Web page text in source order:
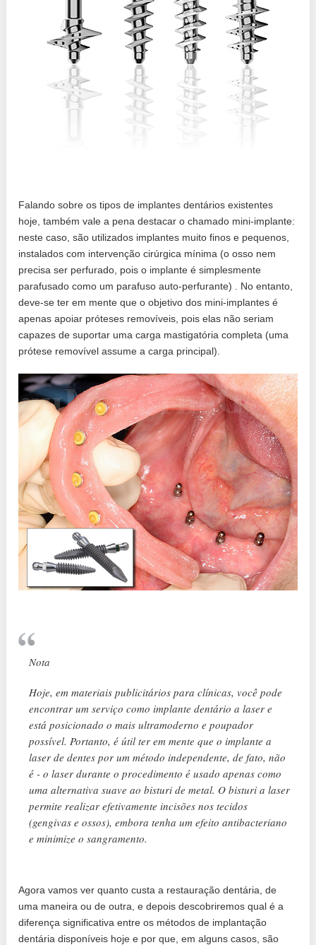
Falando sobre os tipos de implantes dentários existentes
hoje, também vale a pena destacar o chamado mini-implante:
neste caso, são utilizados implantes muito finos e pequenos,
instalados com intervenção cirúrgica mínima (o osso nem
precisa ser perfurado, pois o implante é simplesmente
parafusado como um parafuso auto-perfurante) . No entanto,
deve-se ter em mente que o objetivo dos mini-implantes é
apenas apoiar próteses removíveis, pois elas não seriam
capazes de suportar uma carga mastigatória completa (uma
prótese removível assume a carga principal).
Nota
Hoje, em materiais publicitários para clínicas, você pode
encontrar um serviço como implante dentário a laser e
está posicionado o mais ultramoderno e poupador
possível. Portanto, é útil ter em mente que o implante a
laser de dentes por um método independente, de fato, não
é - o laser durante o procedimento é usado apenas como
uma alternativa suave ao bisturi de metal. O bisturi a laser
permite realizar efetivamente incisões nos tecidos
(gengivas e ossos), embora tenha um efeito antibacteriano
e minimize o sangramento.
Agora vamos ver quanto custa a restauração dentária, de
uma maneira ou de outra, e depois descobriremos qual é a
diferença significativa entre os métodos de implantação
dentária disponíveis hoje e por que, em alguns casos, são